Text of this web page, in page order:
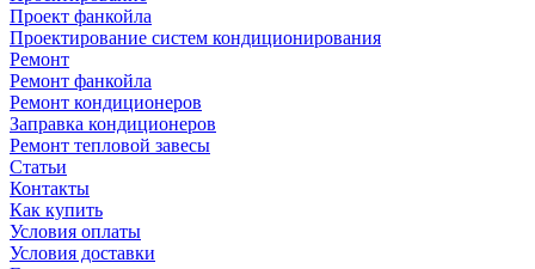
Проект фанкойла
Проектирование систем кондиционирования
Ремонт
Ремонт фанкойла
Ремонт кондиционеров
Заправка кондиционеров
Ремонт тепловой завесы
Статьи
Контакты
Как купить
Условия оплаты
Условия доставки